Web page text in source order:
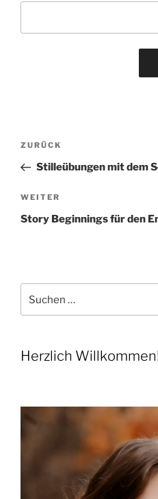
Beitragsnavigation
Vorheriger
Beitrag
ZURÜCK
Stilleübungen mit dem
Nächster
Beitrag
WEITER
Story Beginnings für den
nach:
Herzlich